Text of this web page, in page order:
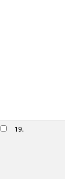
19.